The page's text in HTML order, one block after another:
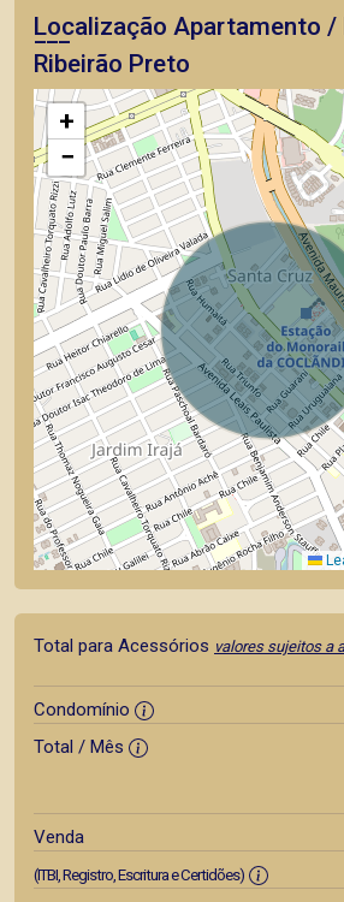
Localização Apartamento /
Ribeirão Preto
+
−
Total para Acessórios valores sujeitos a
Condomínio
Total / Mês
Venda
(ITBI, Registro, Escritura e Certidões)